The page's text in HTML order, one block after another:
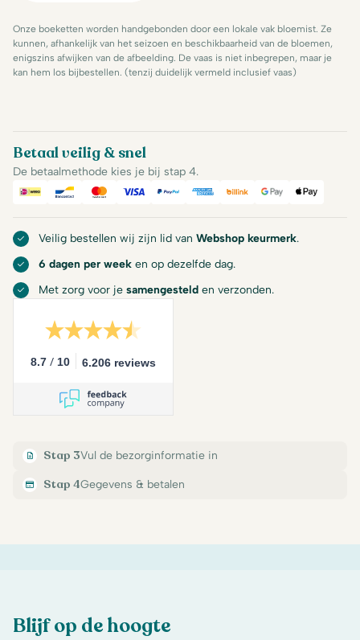
Onze boeketten worden handgebonden door een lokale vak bloemist. Ze
kunnen, afhankelijk van het seizoen en beschikbaarheid van de bloemen,
enigszins afwijken van de afbeelding. De vaas is niet inbegrepen, maar je
kan hem los bijbestellen. (tenzij duidelijk vermeld inclusief vaas)
Betaal veilig & snel
De betaalmethode kies je bij stap 4.
iDeal Bancontact
Mastercard
Visa PayPalAmerican Express
BillinkGoogle Pay
Apple
Veilig bestellen wij zijn lid van Webshop keurmerk.
6 dagen per week en op dezelfde dag.
Met zorg voor je samengesteld en verzonden.
8.7 / 10 6.206 reviews
Stap 3Vul de bezorginformatie in
Stap 4Gegevens & betalen
Blijf op de hoogte